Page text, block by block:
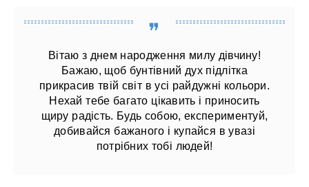
Вітаю з днем ​​народження милу дівчину!
Бажаю, щоб бунтівний дух підлітка
прикрасив твій світ в усі райдужні кольори.
Нехай тебе багато цікавить і приносить
щиру радість. Будь собою, експериментуй,
добивайся бажаного і купайся в увазі
потрібних тобі людей!